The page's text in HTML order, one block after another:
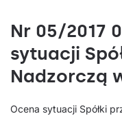
Nr 05/2017
sytuacji
Nadzorczą
Ocena sytuacji Spółki